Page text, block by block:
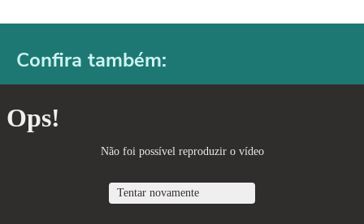
Confira também: